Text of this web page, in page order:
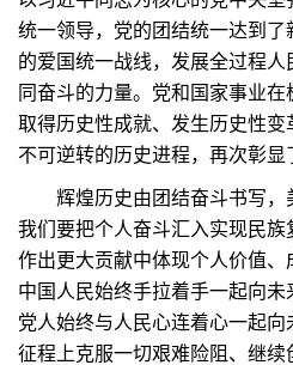
统一领导，党的团结统一达到
的爱国统一战线，发展全过程
同奋斗的力量。党和国家事业
取得历史性成就、发生历史性
不可逆转的历史进程，再次彰显
辉煌历史由团结奋斗书写，
我们要把个人奋斗汇入实现民
作出更大贡献中体现个人价值、
中国人民始终手拉着手一起向未
党人始终与人民心连着心一起
征程上克服一切艰难险阻、继续